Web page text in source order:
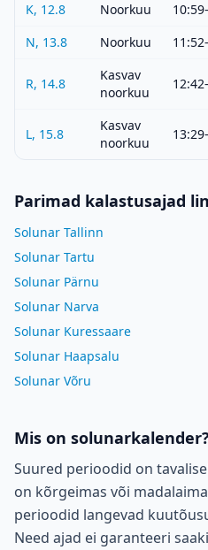
K, 12.8 Noorkuu
N, 13.8
Noorkuu
R, 14.8
Kasvav
noorkuu
L, 15.8
Kasvav
noorkuu
Parimad kalastusajad
Solunar Tallinn
Solunar Tartu
Solunar Pärnu
Solunar Narva
Solunar Kuressaare
Solunar Haapsalu
Solunar Võru
Mis on solunarkalender?
Suured perioodid on
on kõrgeimas või
perioodid langevad
Need ajad ei garanteeri